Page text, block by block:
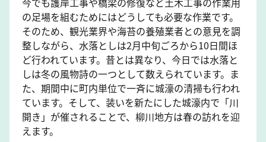
の足場を組むためにはどうしても必要な作業です。
そのため、観光業界や海苔の養殖業者との意見を調
整しながら、水落としは2月中旬ごろから10日間ほ
ど行われています。昔とは異なり、今日では水落と
しは冬の風物詩の一つとして数えられています。ま
た、期間中に町内単位で一斉に城濠の清掃も行われ
ています。そして、装いを新たにした城濠内で「川
開き」が催されることで、柳川地方は春の訪れを迎
えます。